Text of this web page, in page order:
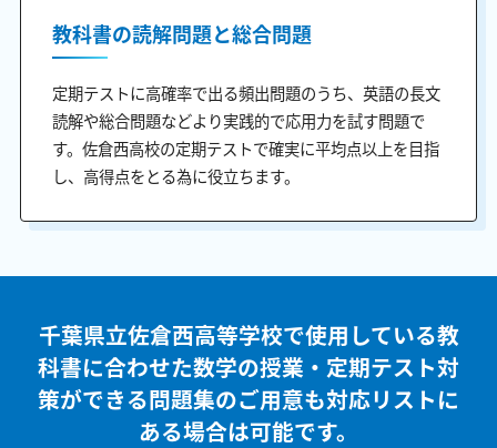
教科書の読解問題と総合問題
定期テストに高確率で出る頻出問題のうち、英語の長文
読解や総合問題などより実践的で応用力を試す問題で
す。佐倉西高校の定期テストで確実に平均点以上を目指
し、高得点をとる為に役立ちます。
千葉県立佐倉西高等学校で使用している教
科書に合わせた数学の授業・定期テスト対
策ができる問題集のご用意も対応リストに
ある場合は可能です。